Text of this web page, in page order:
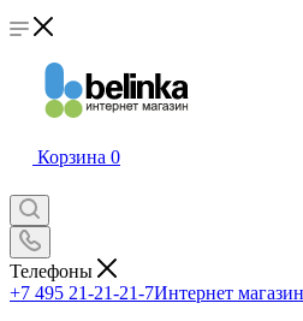
Корзина 0
Телефоны
+7 495 21-21-21-7Интернет магазин